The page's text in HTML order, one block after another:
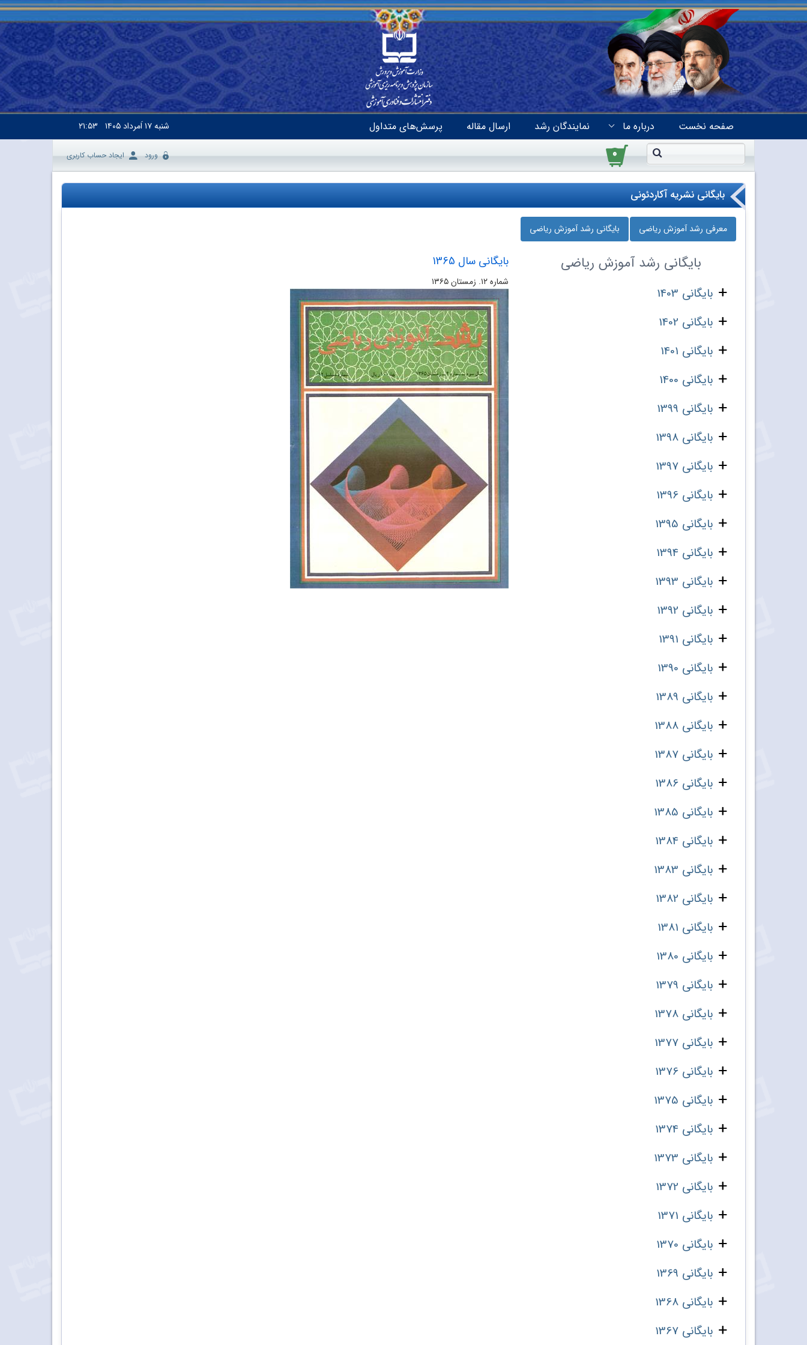
صفحه نخست درباره ما نمایندگان رشد ارسال مقاله پرسش‌های متداول شنبه۱۷ اَمرداد ۱۴۰۵ ۲۱:۵۳
۰ ورود ایجاد حساب کاربری
بایگانی نشریه آکاردئونی
معرفی رشد آموزش ریاضی بایگانی رشد آموزش ریاضی
بایگانی رشد آموزش ریاضی
بایگانی 1403
بایگانی 1402
بایگانی 1401
بایگانی 1400
بایگانی 1399
بایگانی 1398
بایگانی 1397
بایگانی 1396
بایگانی 1395
بایگانی 1394
بایگانی 1393
بایگانی 1392
بایگانی 1391
بایگانی 1390
بایگانی 1389
بایگانی 1388
بایگانی 1387
بایگانی 1386
بایگانی 1385
بایگانی 1384
بایگانی 1383
بایگانی 1382
بایگانی 1381
بایگانی 1380
بایگانی 1379
بایگانی 1378
بایگانی 1377
بایگانی 1376
بایگانی 1375
بایگانی 1374
بایگانی 1373
بایگانی 1372
بایگانی 1371
بایگانی 1370
بایگانی 1369
بایگانی 1368
بایگانی 1367
بایگانی سال 1365
شماره ۱۲. زمستان ۱۳۶۵